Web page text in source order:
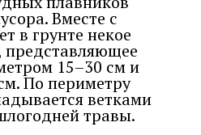
Вместе с
в грунте некое
представляющее
15–30 см и
По периметру
ветками
травы.